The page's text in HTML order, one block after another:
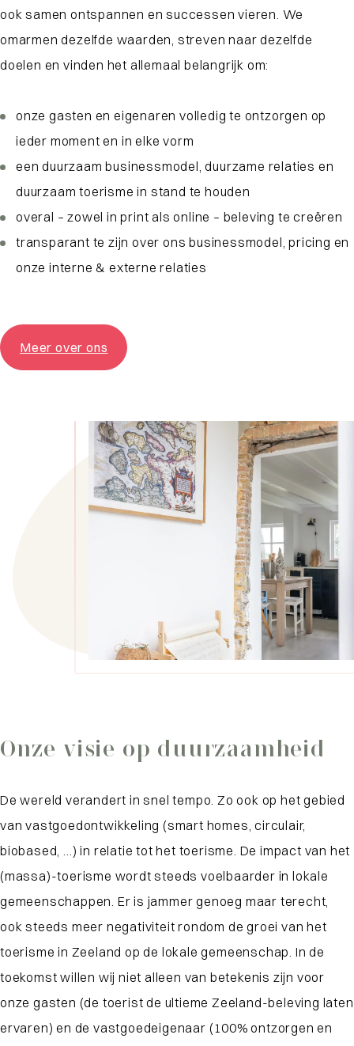
ook samen ontspannen en successen vieren. We
omarmen dezelfde waarden, streven naar dezelfde
doelen en vinden het allemaal belangrijk om:
onze gasten en eigenaren volledig te ontzorgen op
ieder moment en in elke vorm
een duurzaam businessmodel, duurzame relaties en
duurzaam toerisme in stand te houden
overal – zowel in print als online – beleving te creëren
transparant te zijn over ons businessmodel, pricing en
onze interne & externe relaties
Meer over ons
Onze visie op duurzaamheid
De wereld verandert in snel tempo. Zo ook op het gebied
van vastgoedontwikkeling (smart homes, circulair,
biobased, …) in relatie tot het toerisme. De impact van het
(massa)-toerisme wordt steeds voelbaarder in lokale
gemeenschappen. Er is jammer genoeg maar terecht,
ook steeds meer negativiteit rondom de groei van het
toerisme in Zeeland op de lokale gemeenschap. In de
toekomst willen wij niet alleen van betekenis zijn voor
onze gasten (de toerist de ultieme Zeeland-beleving laten
ervaren) en de vastgoedeigenaar (100% ontzorgen en